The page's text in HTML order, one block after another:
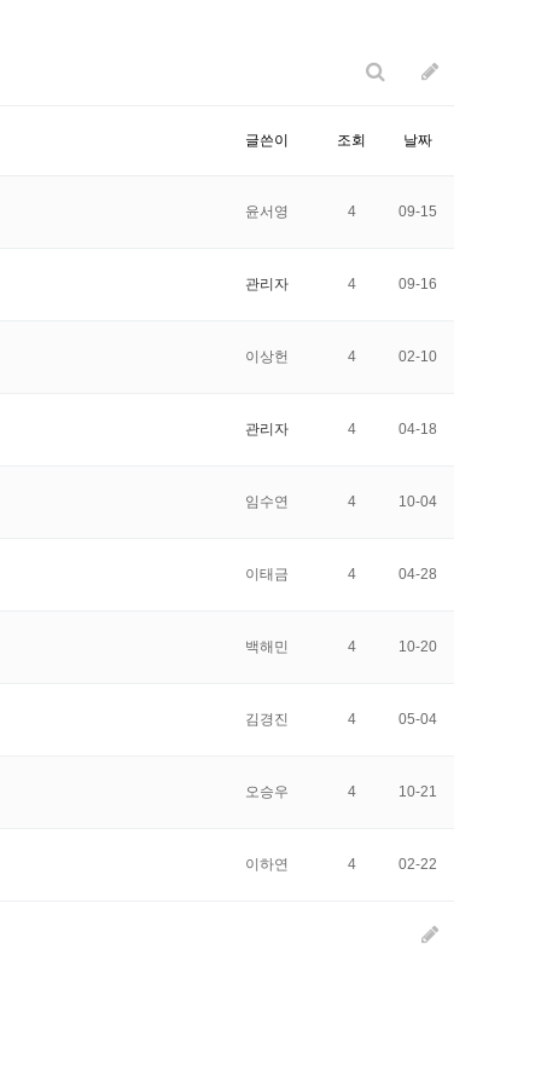
글쓴이 조회 날짜
윤서영 4 09-15
관리자 4 09-16
이상헌 4 02-10
관리자 4 04-18
임수연 4 10-04
이태금 4 04-28
백해민 4 10-20
김경진 4 05-04
오승우 4 10-21
이하연 4 02-22